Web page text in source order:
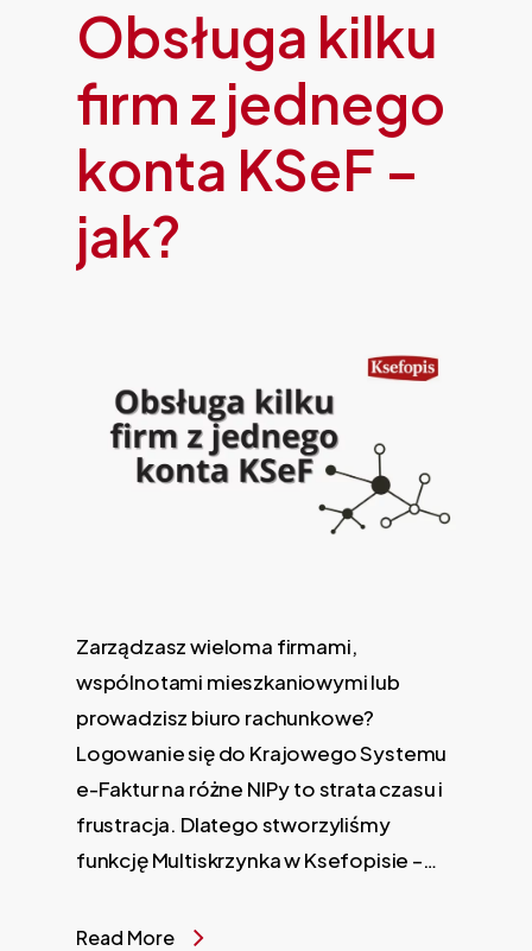
Obsługa kilku
firm z jednego
konta KSeF –
jak?
Zarządzasz wieloma firmami,
wspólnotami mieszkaniowymi lub
prowadzisz biuro rachunkowe?
Logowanie się do Krajowego Systemu
e-Faktur na różne NIPy to strata czasu i
frustracja. Dlatego stworzyliśmy
funkcję Multiskrzynka w Ksefopisie –…
Read More